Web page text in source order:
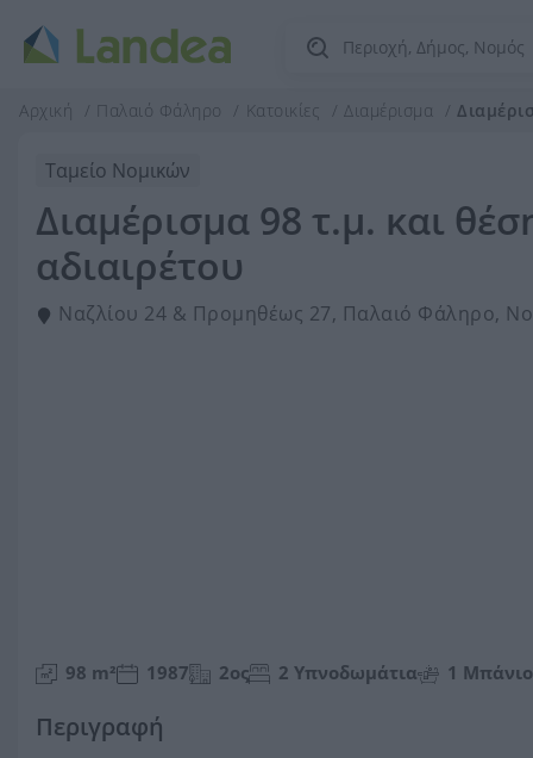
Αρχική Παλαιό Φάληρο Κατοικίες Διαμέρισμα
Ταμείο Νομικών
Διαμέρισμα 98 τ.μ. και
αδιαιρέτου
Ναζλίου 24 & Προμηθέως 27, Παλαιό Φάληρο,
98 m² 1987 2ος 2 Υπνοδωμάτια 1 Μπάνιο
Περιγραφή